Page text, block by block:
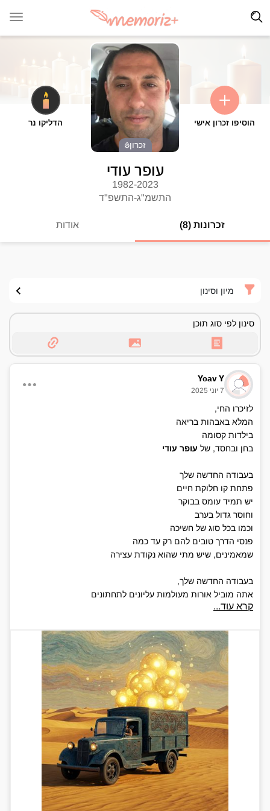
הוסיפו זכרון אישי
זכרון
הדליקו נר
עופר עודי
1982-2023
התשמ"ג-התשפ"ד
זכרונות (8) אודות
מיון וסינון
סינון לפי סוג תוכן
Yoav Y
7 יוני 2025
לזיכרו החי,
המלא באבהות בריאה
בילדות קסומה
בחן ובחסד, של עופר עודי
בעבודה החדשה שלך
פתחת קו חלוקת חיים
יש תמיד עומס בבוקר
וחוסר גדול בערב
וכמו בכל סוג של חשיכה
פנסי הדרך טובים להם רק עד כמה
שמאמינים, שיש מתי שהוא נקודת עצירה
בעבודה החדשה שלך,
אתה מוביל אורות מעולמות עליונים לתחתונים
ולפעמים שיש עומס, מפזר קצת במקומות ששכחנו
בעבודה החדשה שלך
נותר לזכות לפעמים בצידי הדרך
את השמשה שכבר עמוסה בשכבות של אבק
של געגועים המעלים מחנק
ונראים מרחוק, כמו סופת חול במדבר
בו צילך מכסה את כולו כמו ענק
ולוחש בקול דק:
רק תשאיר לי עקבות מסודרים לא משתנים בבקשה
כדי שאוכל לחזור גם שאין דרך מסומנת, חזרה...
בעבודה החדשה שלך אתה מוביל סופים להתחלה
קרא עוד...